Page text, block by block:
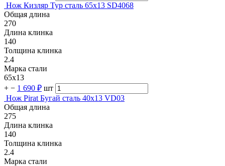
Нож Кизляр Тур сталь 65х13 SD4068
Общая длина
270
Длина клинка
140
Толщина клинка
2.4
Марка стали
65х13
+ − 1 690 ₽ шт
Нож Pirat Бугай сталь 40х13 VD03
Общая длина
275
Длина клинка
140
Толщина клинка
2.4
Марка стали